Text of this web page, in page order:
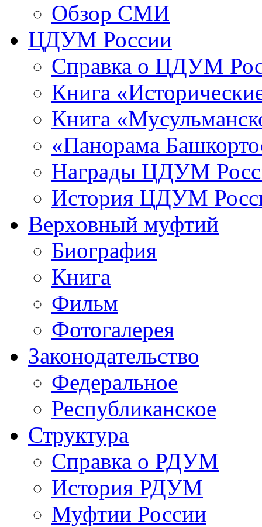
Обзор СМИ
ЦДУМ России
Справка о ЦДУМ
Книга
Книга
«Панорама
Награды ЦДУМ
История ЦДУМ
Верховный муфтий
Биография
Книга
Фильм
Фотогалерея
Законодательство
Федеральное
Республиканское
Структура
Справка о РДУМ
История РДУМ
Муфтии России